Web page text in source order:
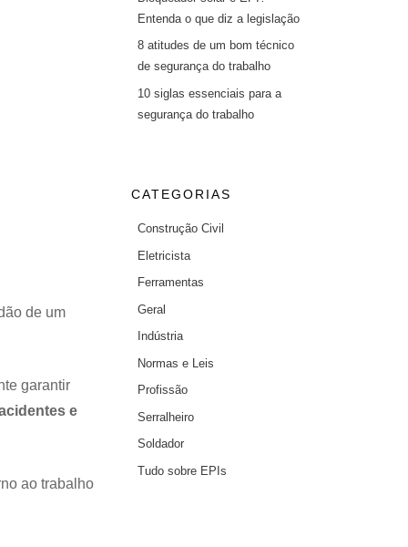
de um
garantir
e
ao trabalho
Entenda o que diz a legislação
8 atitudes de um bom técnico
de segurança do trabalho
10 siglas essenciais para a
segurança do trabalho
CATEGORIAS
Construção Civil
Eletricista
Ferramentas
Geral
Indústria
Normas e Leis
Profissão
Serralheiro
Soldador
Tudo sobre EPIs